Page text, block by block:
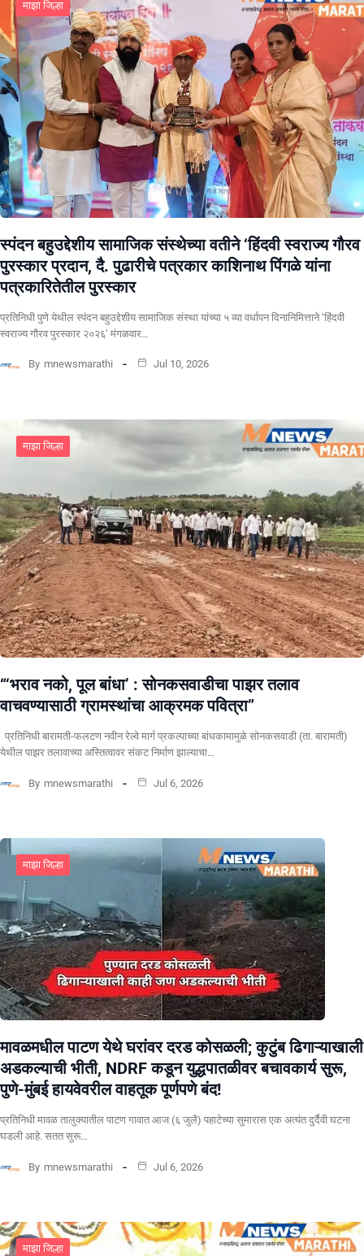
माझा जिल्हा
स्पंदन बहुउद्देशीय सामाजिक संस्थेच्या वतीने ‘हिंदवी स्वराज्य गौरव
पुरस्कार प्रदान, दै. पुढारीचे पत्रकार काशिनाथ पिंगळे यांना
पत्रकारितेतील पुरस्कार
प्रतिनिधी पुणे येथील स्पंदन बहुउद्देशीय सामाजिक संस्था यांच्या ५ व्या वर्धापन दिनानिमित्ताने ‘हिंदवी
स्वराज्य गौरव पुरस्कार २०२६’ मंगळवार…
By mnewsmarathi Jul 10, 2026
माझा जिल्हा
“‘भराव नको, पूल बांधा’ : सोनकसवाडीचा पाझर तलाव
वाचवण्यासाठी ग्रामस्थांचा आक्रमक पवित्रा”
प्रतिनिधी बारामती-फलटण नवीन रेल्वे मार्ग प्रकल्पाच्या बांधकामामुळे सोनकसवाडी (ता. बारामती)
येथील पाझर तलावाच्या अस्तित्वावर संकट निर्माण झाल्याचा…
By mnewsmarathi Jul 6, 2026
माझा जिल्हा
मावळमधील पाटण येथे घरांवर दरड कोसळली; कुटुंब ढिगाऱ्याखाली
अडकल्याची भीती, NDRF कडून युद्धपातळीवर बचावकार्य सुरू,
पुणे-मुंबई हायवेवरील वाहतूक पूर्णपणे बंद!
​प्रतिनिधी मावळ तालुक्यातील पाटण गावात आज (६ जुलै) पहाटेच्या सुमारास एक अत्यंत दुर्दैवी घटना
घडली आहे. सतत सुरू…
By mnewsmarathi Jul 6, 2026
माझा जिल्हा